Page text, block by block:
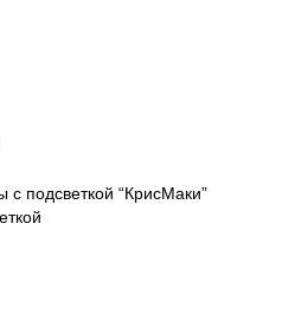
с подсветкой “КрисМаки”